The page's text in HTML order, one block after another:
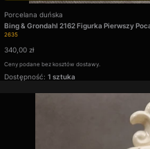
Kod produktu
2635
Bing & Grondahl 2162 Figurka Pierwszy
Producent
Porcelana duńska
Cena
340,00 zł
Ceny podane bez kosztów dostawy.
Dostępność: 1 sztuka